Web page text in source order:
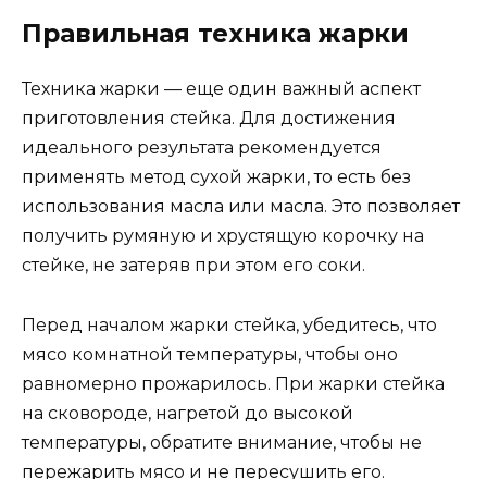
Правильная техника жарки
Техника жарки — еще один важный аспект
приготовления стейка. Для достижения
идеального результата рекомендуется
применять метод сухой жарки, то есть без
использования масла или масла. Это позволяет
получить румяную и хрустящую корочку на
стейке, не затеряв при этом его соки.
Перед началом жарки стейка, убедитесь, что
мясо комнатной температуры, чтобы оно
равномерно прожарилось. При жарки стейка
на сковороде, нагретой до высокой
температуры, обратите внимание, чтобы не
пережарить мясо и не пересушить его.